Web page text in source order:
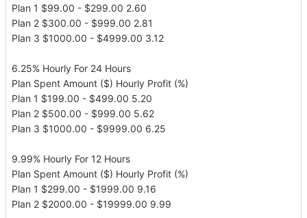
Plan 1 $99.00 - $299.00 2.60
Plan 2 $300.00 - $999.00 2.81
Plan 3 $1000.00 - $4999.00 3.12
6.25% Hourly For 24 Hours
Plan Spent Amount ($) Hourly Profit (%)
Plan 1 $199.00 - $499.00 5.20
Plan 2 $500.00 - $999.00 5.62
Plan 3 $1000.00 - $9999.00 6.25
9.99% Hourly For 12 Hours
Plan Spent Amount ($) Hourly Profit (%)
Plan 1 $299.00 - $1999.00 9.16
Plan 2 $2000.00 - $19999.00 9.99